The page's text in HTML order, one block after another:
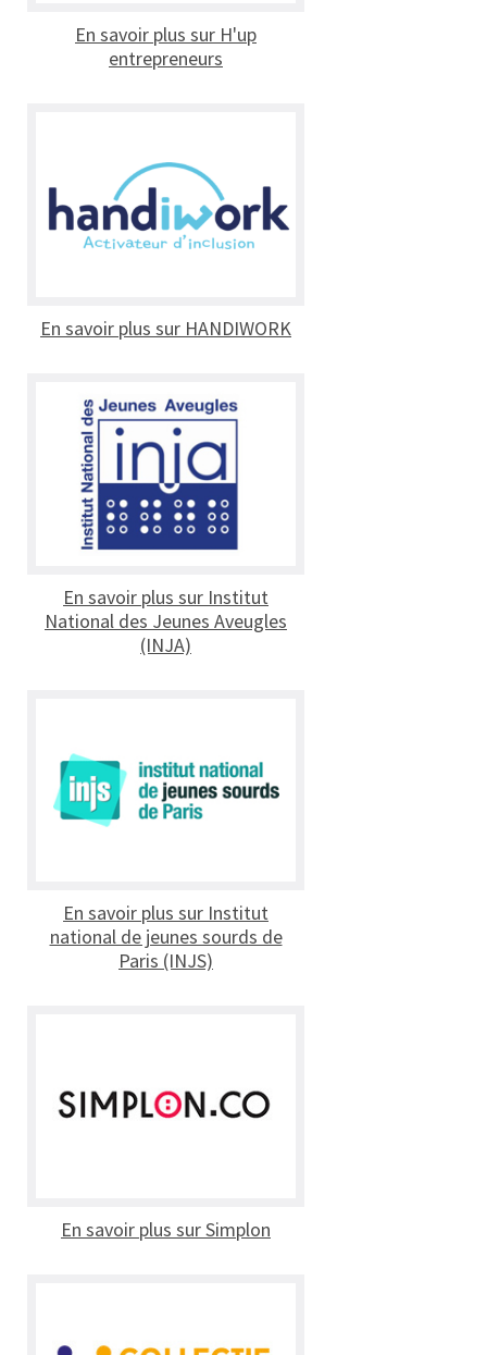
En savoir plus sur H'up
entrepreneurs
En savoir plus sur HANDIWORK
En savoir plus sur Institut
National des Jeunes Aveugles
(INJA)
En savoir plus sur Institut
national de jeunes sourds de
Paris (INJS)
En savoir plus sur Simplon